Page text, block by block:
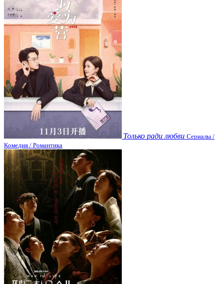
Только ради любви Сериалы /
Комедия / Романтика